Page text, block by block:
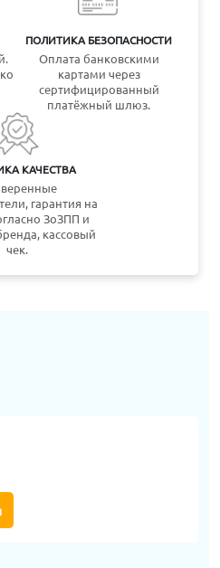
ПОЛИТИКА БЕЗОПАСНОСТИ
Оплата банковскими
картами через
сертифицированный
платёжный шлюз.
КАЧЕСТВА
гарантия на
ЗоЗПП и
кассовый
чек.